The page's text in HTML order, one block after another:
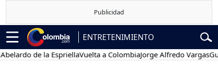
ENTRETENIMIENTO
de la EspriellaVuelta a ColombiaJorge Alfredo Vargas